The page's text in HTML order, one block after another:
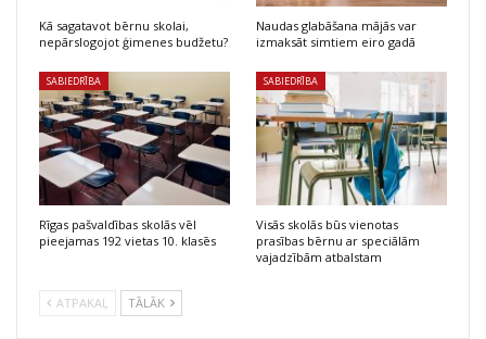
Kā sagatavot bērnu skolai,
nepārslogojot ģimenes budžetu?
Naudas glabāšana mājās var
izmaksāt simtiem eiro gadā
SABIEDRĪBA
Rīgas pašvaldības skolās vēl
pieejamas 192 vietas 10. klasēs
SABIEDRĪBA
Visās skolās būs vienotas
prasības bērnu ar speciālām
vajadzībām atbalstam
ATPAKAĻ TĀLĀK